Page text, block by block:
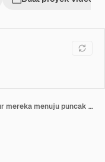
Kamera melacak dua pendaki di jalur mereka menuju puncak gunung Stol.